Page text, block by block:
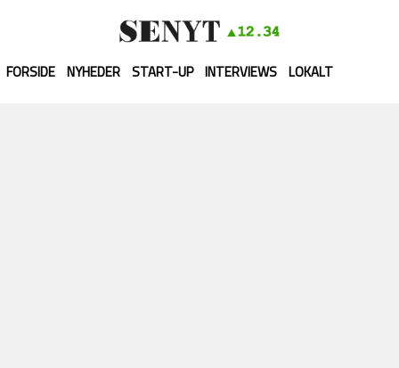
FORSIDE NYHEDER START-UP INTERVIEWS LOKALT